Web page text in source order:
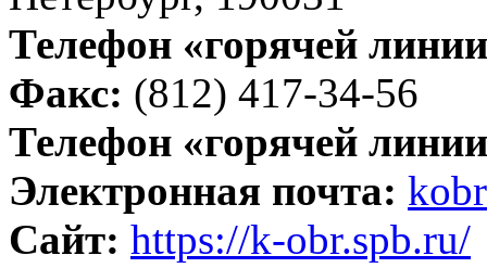
Телефон «горячей
Факс: (812) 417-34-56
Телефон «горячей
Электронная почта:
Сайт: https://k-obr.spb.ru/